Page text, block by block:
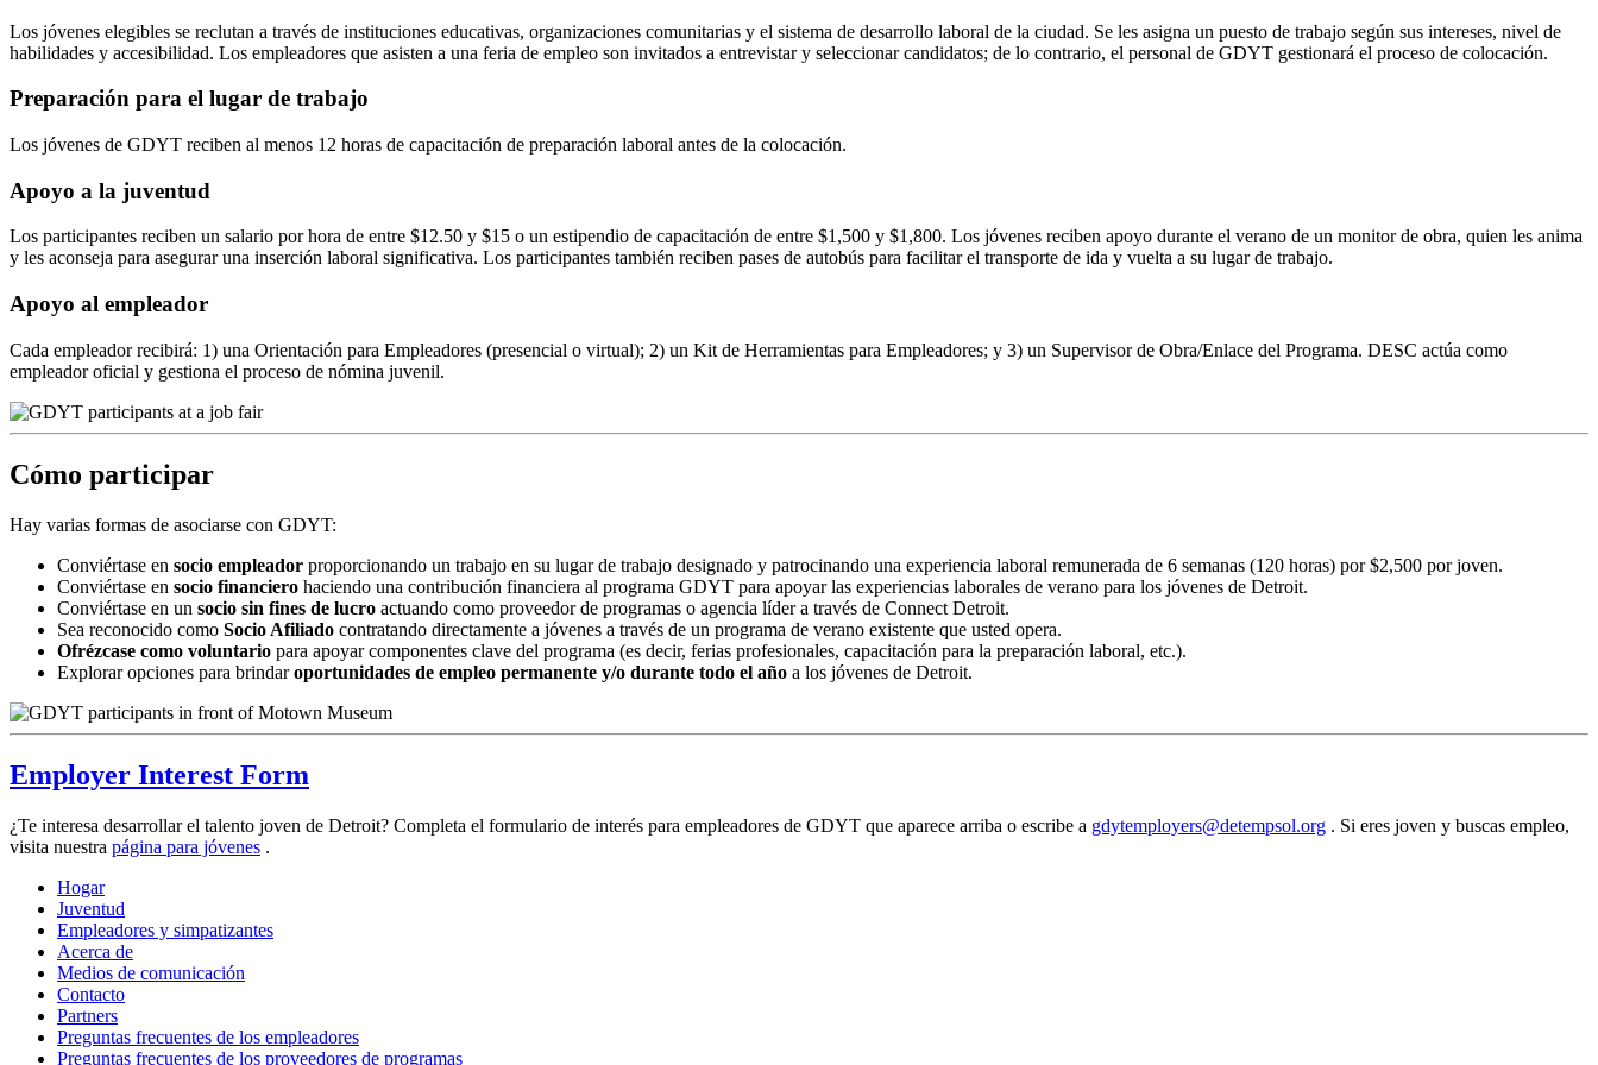
Los jóvenes elegibles se reclutan a través de instituciones educativas, organizaciones comunitarias y el sistema de desarrollo laboral de la ciudad. Se les asigna un puesto de trabajo según sus intereses, nivel de
habilidades y accesibilidad. Los empleadores que asisten a una feria de empleo son invitados a entrevistar y seleccionar candidatos; de lo contrario, el personal de GDYT gestionará el proceso de colocación.
Preparación para el lugar de trabajo
Los jóvenes de GDYT reciben al menos 12 horas de capacitación de preparación laboral antes de la colocación.
Apoyo a la juventud
Los participantes reciben un salario por hora de entre $12.50 y $15 o un estipendio de capacitación de entre $1,500 y $1,800. Los jóvenes reciben apoyo durante el verano de un monitor de obra, quien les anima
y les aconseja para asegurar una inserción laboral significativa. Los participantes también reciben pases de autobús para facilitar el transporte de ida y vuelta a su lugar de trabajo.
Apoyo al empleador
Cada empleador recibirá: 1) una Orientación para Empleadores (presencial o virtual); 2) un Kit de Herramientas para Empleadores; y 3) un Supervisor de Obra/Enlace del Programa. DESC actúa como
empleador oficial y gestiona el proceso de nómina juvenil.
Cómo participar
Hay varias formas de asociarse con GDYT:
Conviértase en socio empleador proporcionando un trabajo en su lugar de trabajo designado y patrocinando una experiencia laboral remunerada de 6 semanas (120 horas) por $2,500 por joven.
Conviértase en socio financiero haciendo una contribución financiera al programa GDYT para apoyar las experiencias laborales de verano para los jóvenes de Detroit.
Conviértase en un socio sin fines de lucro actuando como proveedor de programas o agencia líder a través de Connect Detroit.
Sea reconocido como Socio Afiliado contratando directamente a jóvenes a través de un programa de verano existente que usted opera.
Ofrézcase como voluntario para apoyar componentes clave del programa (es decir, ferias profesionales, capacitación para la preparación laboral, etc.).
Explorar opciones para brindaroportunidades de empleo permanente y/o durante todo el año a los jóvenes de Detroit.
Employer Interest Form
¿Te interesa desarrollar el talento joven de Detroit? Completa el formulario de interés para empleadores de GDYT que aparece arriba o escribe a gdytemployers@detempsol.org . Si eres joven y buscas empleo,
visita nuestra página para jóvenes .
Hogar
Juventud
Empleadores y simpatizantes
Acerca de
Medios de comunicación
Contacto
Partners
Preguntas frecuentes de los empleadores
Preguntas frecuentes de los proveedores de programas